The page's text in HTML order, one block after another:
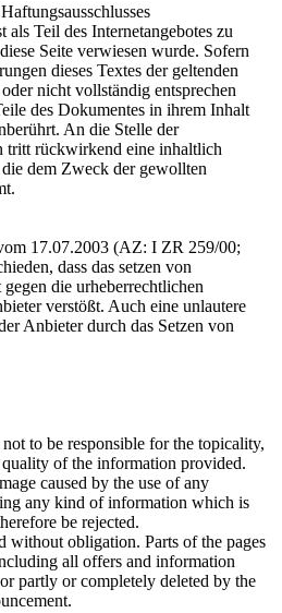
als Teil des Internetangebotes zu
Seite verwiesen wurde. Sofern
dieses Textes der geltenden
nicht vollständig entsprechen
des Dokumentes in ihrem Inhalt
An die Stelle der
tritt rückwirkend eine inhaltlich
dem Zweck der gewollten
17.07.2003 (AZ: I ZR 259/00;
dass das setzen von
die urheberrechtlichen
verstößt. Auch eine unlautere
Anbieter durch das Setzen von
to be responsible for the topicality,
quality of the information provided.
caused by the use of any
any kind of information which is
be rejected.
without obligation. Parts of the pages
all offers and information
partly or completely deleted by the